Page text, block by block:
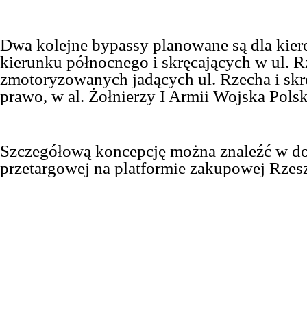
Dwa kolejne bypassy planowane są dla
kierunku północnego i skręcających w ul.
zmotoryzowanych jadących ul. Rzecha i
prawo, w al. Żołnierzy I Armii Wojska
Szczegółową koncepcję można znaleźć w
przetargowej na platformie zakupowej